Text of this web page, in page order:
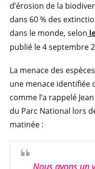
d’érosion de la
dans 60 % des
dans le monde, selon
publié le 4 septembre
La menace des
une menace identifiée
comme l’a rappelé
du Parc National lors
matinée :